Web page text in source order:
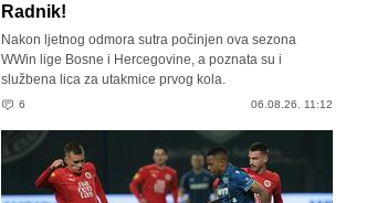
Radnik!
Nakon ljetnog odmora sutra počinjen ova sezona
WWin lige Bosne i Hercegovine, a poznata su i
službena lica za utakmice prvog kola.
6 06.08.26. 11:12